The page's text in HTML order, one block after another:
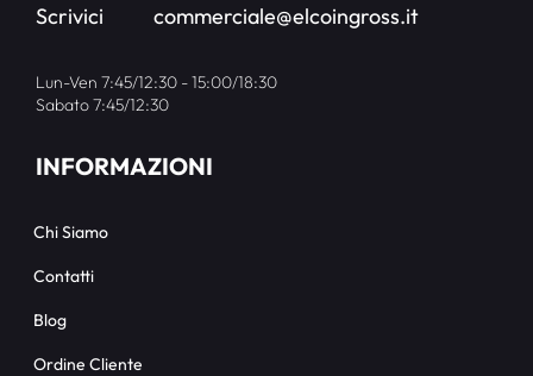
Scrivici
commerciale@elcoingross.it
Lun-Ven 7:45/12:30 - 15:00/18:30
Sabato 7:45/12:30
INFORMAZIONI
Chi Siamo
Contatti
Blog
Ordine Cliente